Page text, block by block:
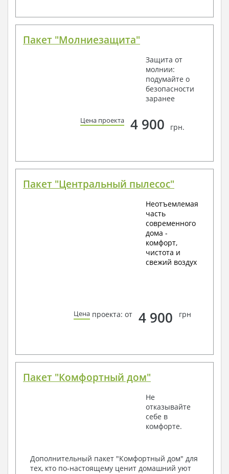
Пакет "Молниезащита"
Защита от
молнии:
подумайте о
безопасности
заранее
Цена проекта 4 900 грн.
Пакет "Центральный пылесос"
Неотъемлемая
часть
современного
дома -
комфорт,
чистота и
свежий воздух
Цена проекта: от 4 900 грн
Пакет "Комфортный дом"
Не
отказывайте
себе в
комфорте.
Дополнительный пакет "Комфортный дом" для
тех, кто по-настоящему ценит домашний уют